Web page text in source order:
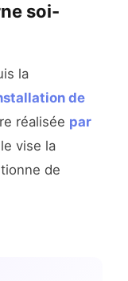
soi-
la
de
réalisée par
vise la
de